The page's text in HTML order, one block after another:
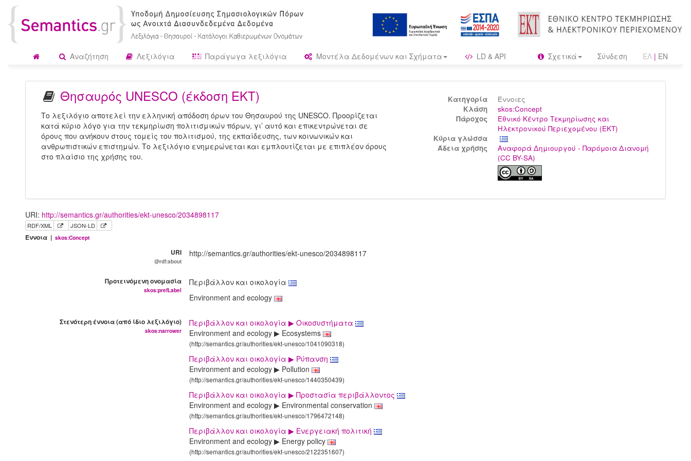
Αναζήτηση Λεξιλόγια Παράγωγα λεξιλόγια Μοντέλα Δεδομένων και Σχήματα LD & API Σχετικά Σύνδεση ΕΛ | EN
Θησαυρός UNESCO (έκδοση ΕΚΤ)
Το λεξιλόγιο αποτελεί την ελληνική απόδοση όρων του Θησαυρού της UNESCO. Προορίζεται
κατά κύριο λόγο για την τεκμηρίωση πολιτισμικών πόρων, γι’ αυτό και επικεντρώνεται σε
όρους που ανήκουν στους τομείς του πολιτισμού, της εκπαίδευσης, των κοινωνικών και
ανθρωπιστικών επιστημών. Το λεξιλόγιο ενημερώνεται και εμπλουτίζεται με επιπλέον όρους
στο πλαίσιο της χρήσης του.
Κατηγορία
Έννοιες
Kλάση
skos:Concept
Πάροχος
Εθνικό Κέντρο Τεκμηρίωσης και
Ηλεκτρονικού Περιεχομένου (ΕΚΤ)
Κύρια γλώσσα
Άδεια χρήσης
Αναφορά Δημιουργού - Παρόμοια Διανομή
(CC BY-SA)
URI: http://semantics.gr/authorities/ekt-unesco/2034898117
RDF/XML JSON-LD
Έννοια | skos:Concept
URI
@rdf:about
http://semantics.gr/authorities/ekt-unesco/2034898117
Προτεινόμενη ονομασία
skos:prefLabel
Περιβάλλον και οικολογία
Environment and ecology
Στενότερη έννοια (από ίδιο λεξιλόγιο)
skos:narrower
Περιβάλλον και οικολογία ▶ Οικοσυστήματα
Environment and ecology ▶ Ecosystems
(http://semantics.gr/authorities/ekt-unesco/1041090318)
Περιβάλλον και οικολογία ▶ Ρύπανση
Environment and ecology ▶ Pollution
(http://semantics.gr/authorities/ekt-unesco/1440350439)
Περιβάλλον και οικολογία ▶ Προστασία περιβάλλοντος
Environment and ecology ▶ Environmental conservation
(http://semantics.gr/authorities/ekt-unesco/1796472148)
Περιβάλλον και οικολογία ▶ Ενεργειακή πολιτική
Environment and ecology ▶ Energy policy
(http://semantics.gr/authorities/ekt-unesco/2122351607)